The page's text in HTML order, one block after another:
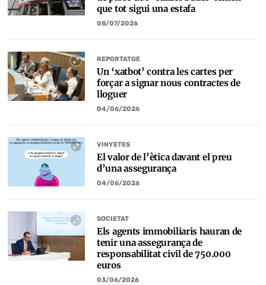
que tot sigui una estafa
08/07/2026
REPORTATGE
Un ‘xatbot’ contra les cartes per
forçar a signar nous contractes de
lloguer
04/06/2026
VINYETES
El valor de l’ètica davant el preu
d’una assegurança
04/06/2026
SOCIETAT
Els agents immobiliaris hauran de
tenir una assegurança de
responsabilitat civil de 750.000
euros
03/06/2026